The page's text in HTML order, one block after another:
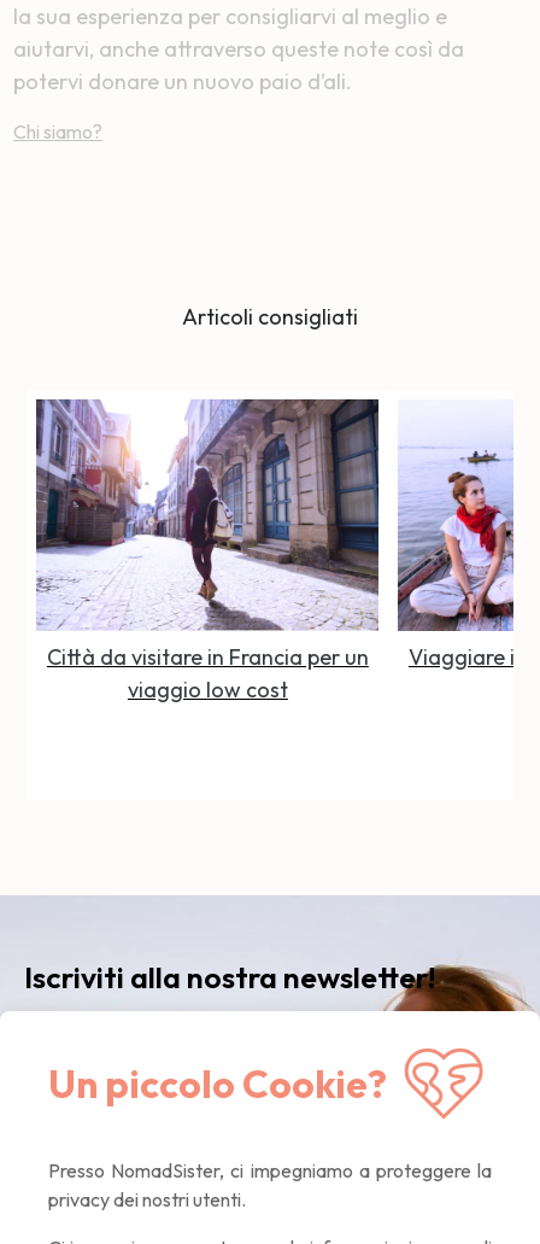
Un piccolo Cookie?
Presso NomadSister, ci impegniamo a proteggere la
privacy dei nostri utenti.
la sua esperienza per consigliarvi al meglio e
aiutarvi, anche attraverso queste note così da
potervi donare un nuovo paio d’ali.
Chi siamo?
Articoli consigliati
Città da visitare in Francia per un
viaggio low cost
Viaggiare in
Iscriviti alla nostra newsletter!
con le ultime
notizie, i nostri consigli e le offerte esclusive. Solo
contenuti di qualità, promesso! :)